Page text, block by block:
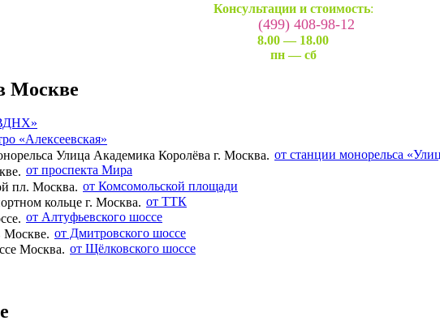
Консультации и стоимость:
(499) 408-98-12
8.00 — 18.00
пн — сб
Москве
«Алексеевская»
от станции монорельса
от проспекта Мира
от Комсомольской площади
от ТТК
от Алтуфьевского шоссе
от Дмитровского шоссе
от Щёлковского шоссе